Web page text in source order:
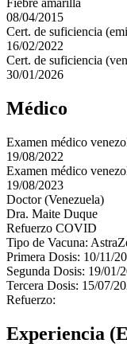
Fiebre amarilla
08/04/2015
Cert. de suficiencia
16/02/2022
Cert. de suficiencia
30/01/2026
Médico
Examen médico
19/08/2022
Examen médico
19/08/2023
Doctor (Venezuela)
Dra. Maite Duque
Refuerzo COVID
Tipo de Vacuna:
Primera Dosis: 10/11/
Segunda Dosis: 19/01/
Tercera Dosis: 15/07/
Refuerzo:
Experiencia